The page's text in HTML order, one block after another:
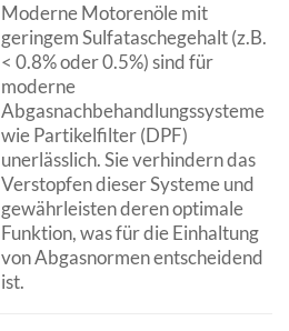
Moderne Motorenöle mit
geringem Sulfataschegehalt (z.B.
< 0.8% oder 0.5%) sind für
moderne
Abgasnachbehandlungssysteme
wie Partikelfilter (DPF)
unerlässlich. Sie verhindern das
Verstopfen dieser Systeme und
gewährleisten deren optimale
Funktion, was für die Einhaltung
von Abgasnormen entscheidend
ist.